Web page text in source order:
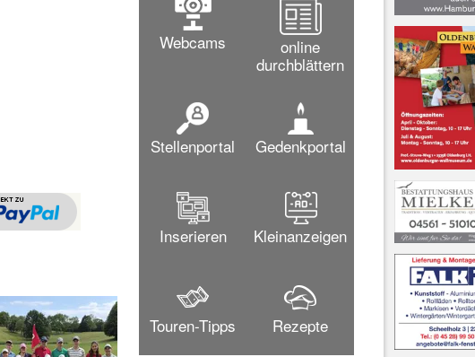
Webcams
online
durchblättern
Stellenportal Gedenkportal
Inserieren Kleinanzeigen
Touren-Tipps Rezepte